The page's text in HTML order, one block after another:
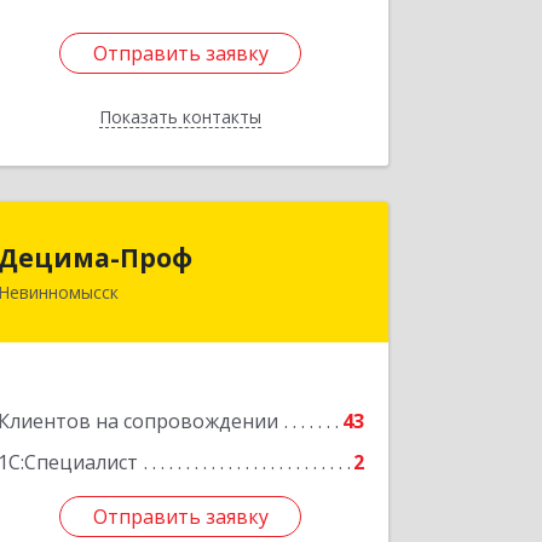
Отправить заявку
Показать контакты
Отправить заявку
Назад
Децима-Проф
Невинномысск
Клиентов на сопровождении
43
1С:Специалист
2
Отправить заявку
Децима-Проф
357100, Ставропольский край,
Подробнее
Отправить заявку